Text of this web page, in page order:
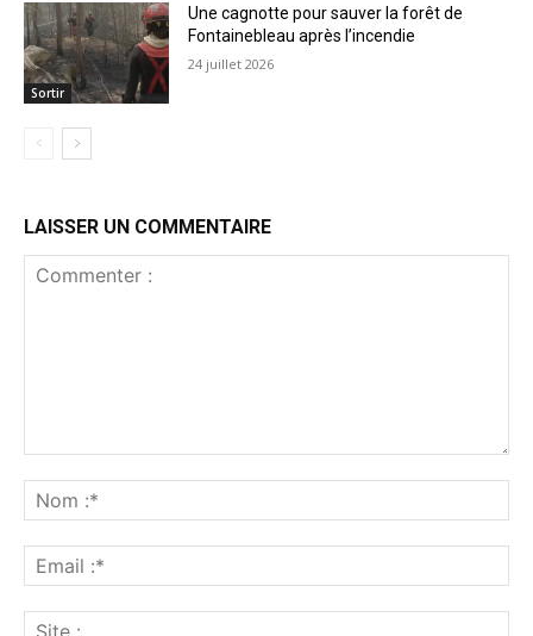
Sortir
Une cagnotte pour sauver la forêt de
Fontainebleau après l’incendie
24 juillet 2026
LAISSER UN COMMENTAIRE
:*
:*